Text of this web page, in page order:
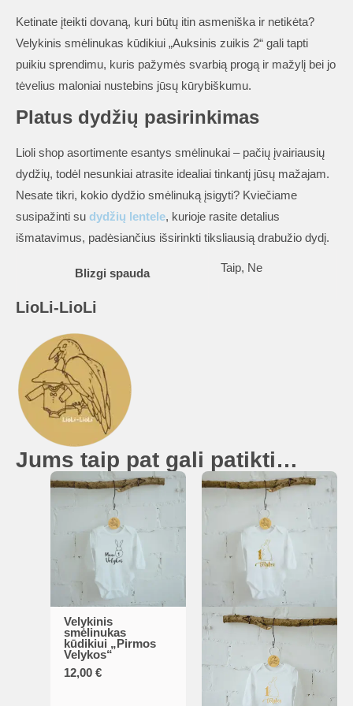
Ketinate įteikti dovaną, kuri būtų itin asmeniška ir netikėta?
Velykinis smėlinukas kūdikiui „Auksinis zuikis 2“ gali tapti
puikiu sprendimu, kuris pažymės svarbią progą ir mažylį bei jo
tėvelius maloniai nustebins jūsų kūrybiškumu.
Platus dydžių pasirinkimas
Lioli shop asortimente esantys smėlinukai – pačių įvairiausių
dydžių, todėl nesunkiai atrasite idealiai tinkantį jūsų mažajam.
Nesate tikri, kokio dydžio smėlinuką įsigyti? Kviečiame
susipažinti su dydžių lentele, kurioje rasite detalius
išmatavimus, padėsiančius išsirinkti tiksliausią drabužio dydį.
Blizgi spauda Taip, Ne
LioLi-LioLi
Jums taip pat gali patikti…
Velykinis
smėlinukas
kūdikiui „Pirmos
Velykos“
12,00€
This
product
has